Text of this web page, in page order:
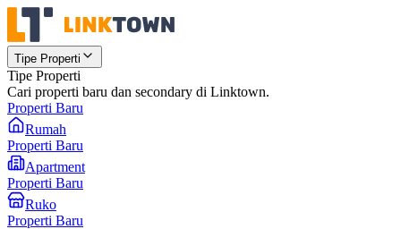
Tipe Properti
Tipe Properti
Cari properti baru dan secondary di Linktown.
Properti Baru
Rumah
Properti Baru
Apartment
Properti Baru
Ruko
Properti Baru